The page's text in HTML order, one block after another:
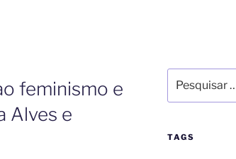
feminismo e
Alves e
TAGS